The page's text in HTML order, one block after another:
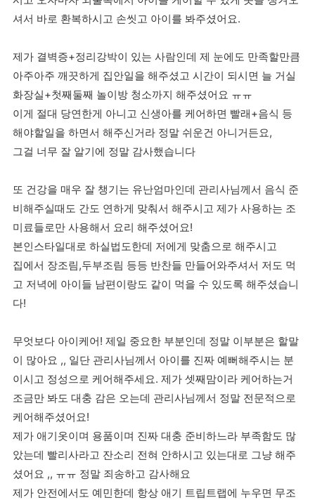
셔서 바로 환복하시고 손씻고 아이를 봐주셨어요.
제가 결벽증+정리강박이 있는 사람인데 제 눈에도 만족할만큼
아주아주 깨끗하게 집안일을 해주셨고 시간이 되시면 늘 거실
화장실+첫째둘째 놀이방 청소까지 해주셨어요 ㅠㅠ
이게 절대 당연한게 아니고 신생아를 케어하면 빨래+음식 등
해야할일을 하면서 해주신거라 정말 쉬운건 아니거든요,
그걸 너무 잘 알기에 정말 감사했습니다
또 건강을 매우 잘 챙기는 유난엄마인데 관리사님께서 음식 준
비해주실때도 간도 연하게 맞춰서 해주시고 제가 사용하는 조
미료들로만 사용해서 요리 해주셨어요!
본인스타일대로 하실법도한데 저에게 맞춤으로 해주시고
집에서 장조림,두부조림 등등 반찬들 만들어와주셔서 저도 먹
고 저녁에 아이들 남편이랑도 같이 먹을 수 있도록 해주셨습니
다!
무엇보다 아이케어! 제일 중요한 부분인데 정말 이부분은 할말
이 많아요 ,, 일단 관리사님께서 아이를 진짜 예뻐해주시는 분
이시고 정성으로 케어해주세요. 제가 셋째맘이라 케어하는거
조금만 봐도 대충 감은 오는데 관리사님께서 정말 전문적으로
케어해주셨어요!
제가 애기옷이며 용품이며 진짜 대충 준비하느라 부족함도 많
았는데 빨리사라고 잔소리 전혀 안하시고 있는대로 그냥 해주
셨어요 ,, ㅠㅠ 정말 죄송하고 감사해요
제가 안전에서도 예민한데 항상 애기 트립트랩에 누우면 무조